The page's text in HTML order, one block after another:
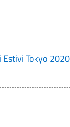
Estivi Tokyo 2020